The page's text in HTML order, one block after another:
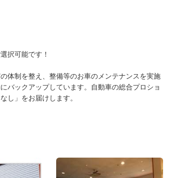
択可能です！
体制を整え、整備等のお車のメンテナンスを実施
バックアップしています。自動車の総合プロショ
し」をお届けします。